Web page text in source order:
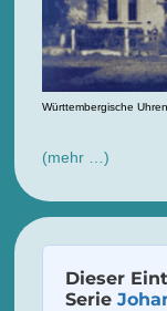
Württembergische
(mehr …)
Dieser
Serie